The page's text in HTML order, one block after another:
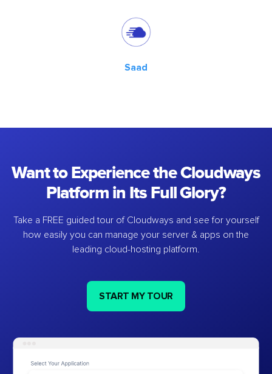
Saad
Want to Experience the Cloudways
Platform in Its Full Glory?
Take a FREE guided tour of Cloudways and see for yourself
how easily you can manage your server & apps on the
leading cloud-hosting platform.
START MY TOUR